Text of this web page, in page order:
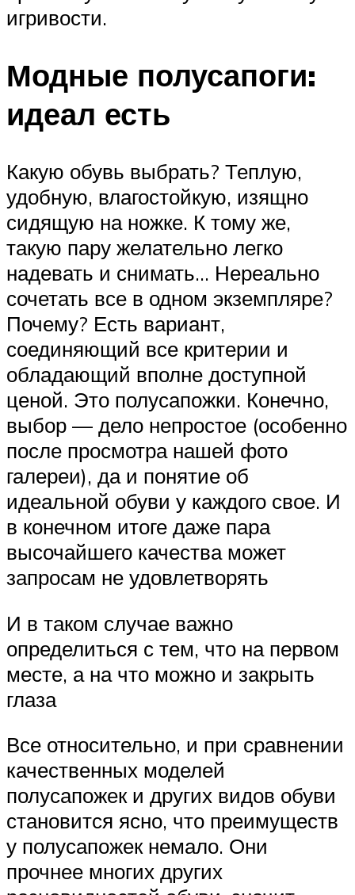
игривости.
Модные полусапоги:
идеал есть
Какую обувь выбрать? Теплую,
удобную, влагостойкую, изящно
сидящую на ножке. К тому же,
такую пару желательно легко
надевать и снимать… Нереально
сочетать все в одном экземпляре?
Почему? Есть вариант,
соединяющий все критерии и
обладающий вполне доступной
ценой. Это полусапожки. Конечно,
выбор — дело непростое (особенно
после просмотра нашей фото
галереи), да и понятие об
идеальной обуви у каждого свое. И
в конечном итоге даже пара
высочайшего качества может
запросам не удовлетворять
И в таком случае важно
определиться с тем, что на первом
месте, а на что можно и закрыть
глаза
Все относительно, и при сравнении
качественных моделей
полусапожек и других видов обуви
становится ясно, что преимуществ
у полусапожек немало. Они
прочнее многих других